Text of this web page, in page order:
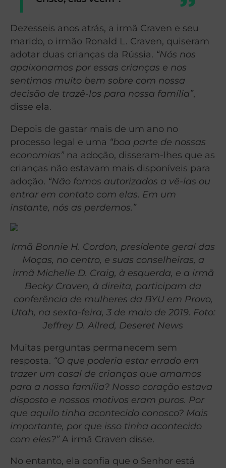
Dezesseis anos atrás, a irmã Craven e seu
marido, o irmão Ronald L. Craven, quiseram
adotar duas crianças da Rússia. “Nós nos
apaixonamos por essas crianças e nos
sentimos muito bem sobre com nossa
decisão de trazê-los para nossa família”,
disse ela.
Depois de gastar mais de um ano no
processo legal e uma “boa parte de nossas
economias”na adoção, disseram-lhes que as
crianças não estavam mais disponíveis para
adoção. “Não fomos autorizados a vê-las ou
entrar em contato com elas. Em um
instante, nós as perdemos.”
Irmã Bonnie H. Cordon, presidente geral das
Moças, no centro, e suas conselheiras, a
irmã Michelle D. Craig, à esquerda, e a irmã
Becky Craven, à direita, participam da
conferência de mulheres da BYU em Provo,
Utah, na sexta-feira, 3 de maio de 2019. Foto:
Jeffrey D. Allred, Deseret News
Muitas perguntas permanecem sem
resposta. “O que poderia estar errado em
trazer um casal de crianças que amamos
para a nossa família? Nosso coração estava
disposto e nossos motivos eram puros. Por
que aquilo tinha acontecido conosco? Mais
importante, por que isso tinha acontecido
com eles?”A irmã Craven disse.
No entanto, ela confia que o Senhor está